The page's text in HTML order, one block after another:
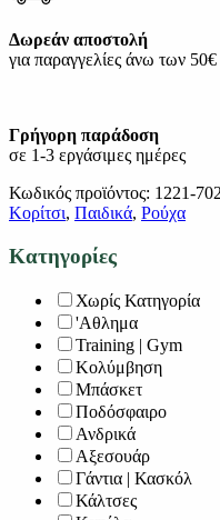
Δωρεάν αποστολή
για παραγγελίες άνω των 50€
Γρήγορη παράδοση
σε 1-3 εργάσιμες ημέρες
Κωδικός προϊόντος: 1221-
Κορίτσι, Παιδικά, Ρούχα
Κατηγορίες
Χωρίς Κατηγορία
'Αθλημα
Training | Gym
Κολύμβηση
Μπάσκετ
Ποδόσφαιρο
Ανδρικά
Αξεσουάρ
Γάντια | Κασκόλ
Κάλτσες